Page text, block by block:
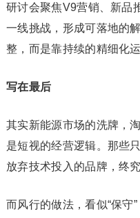
研讨会聚焦V9营销、新品
一线挑战，形成可落地的
整，而是靠持续的精细化运
写在最后
其实新能源市场的洗牌，
是短视的经营逻辑。那些
放弃技术投入的品牌，终
而风行的做法，看似“保守